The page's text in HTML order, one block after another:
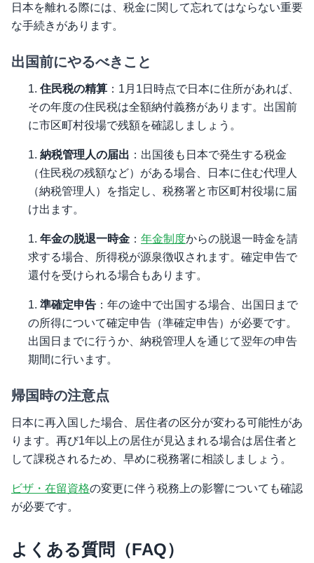
日本を離れる際には、税金に関して忘れてはならない重要
な手続きがあります。
出国前にやるべきこと
住民税の精算 ：1月1日時点で日本に住所があれば、
その年度の住民税は全額納付義務があります。出国前
に市区町村役場で残額を確認しましょう。
納税管理人の届出 ：出国後も日本で発生する税金
（住民税の残額など）がある場合、日本に住む代理人
（納税管理人）を指定し、税務署と市区町村役場に届
け出ます。
年金の脱退一時金 ： 年金制度からの脱退一時金を請
求する場合、所得税が源泉徴収されます。確定申告で
還付を受けられる場合もあります。
準確定申告 ：年の途中で出国する場合、出国日まで
の所得について確定申告（準確定申告）が必要です。
出国日までに行うか、納税管理人を通じて翌年の申告
期間に行います。
帰国時の注意点
日本に再入国した場合、居住者の区分が変わる可能性があ
ります。再び1年以上の居住が見込まれる場合は居住者と
して課税されるため、早めに税務署に相談しましょう。
ビザ・在留資格の変更に伴う税務上の影響についても確認
が必要です。
よくある質問（FAQ）